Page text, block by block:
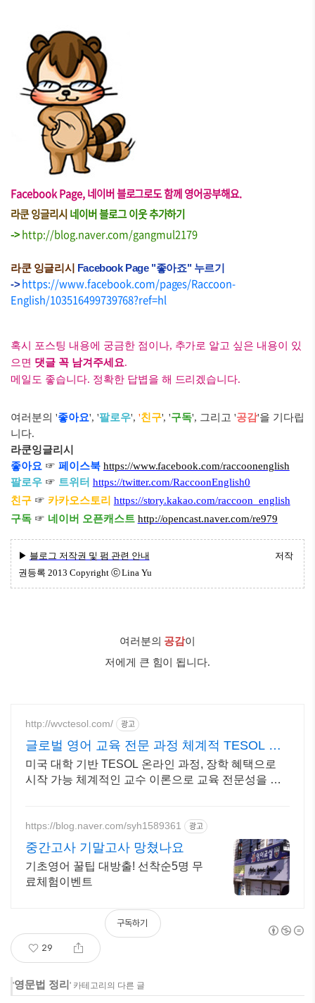
Facebook Page, 네이버 블로그로도 함께 영어공부해요.
라쿤 잉글리시네이버 블로그 이웃 추가하기
->http://blog.naver.com/gangmul2179
라쿤 잉글리시 Facebook Page "좋아죠" 누르기
-> https://www.facebook.com/pages/Raccoon-
English/103516499739768?ref=hl
혹시 포스팅 내용에 궁금한 점이나, 추가로 알고 싶은 내용이 있
으면 댓글 꼭 남겨주세요.
메일도 좋습니다. 정확한 답볍을 해 드리겠습니다.
여러분의 '좋아요', '팔로우', '친구', '구독', 그리고 '공감'을 기다립
니다.
라쿤잉글리시
좋아요 ☞ 페이스북 https://www.facebook.com/raccoonenglish
팔로우 ☞ 트위터 https://twitter.com/RaccoonEnglish0
친구 ☞ 카카오스토리 https://story.kakao.com/raccoon_english
구독 ☞ 네이버 오픈캐스트 http://opencast.naver.com/re979
▶ 블로그 저작권 및 펌 관련 안내
저작
권등록 2013 Copyright ⓒLina Yu
여러분의 공감이
저에게 큰 힘이 됩니다.
http://wvctesol.com/ 광고
글로벌 영어 교육 전문 과정 체계적 TESOL 교
육
미국 대학 기반 TESOL 온라인 과정, 장학 혜택으로
시작 가능 체계적인 교수 이론으로 교육 전문성을 높
https://blog.naver.com/syh1589361 광고
중간고사 기말고사 망쳤나요
기초영어 꿀팁 대방출! 선착순5명 무
료체험이벤트
29
구독하기
'영문법 정리 ' 카테고리의 다른 글